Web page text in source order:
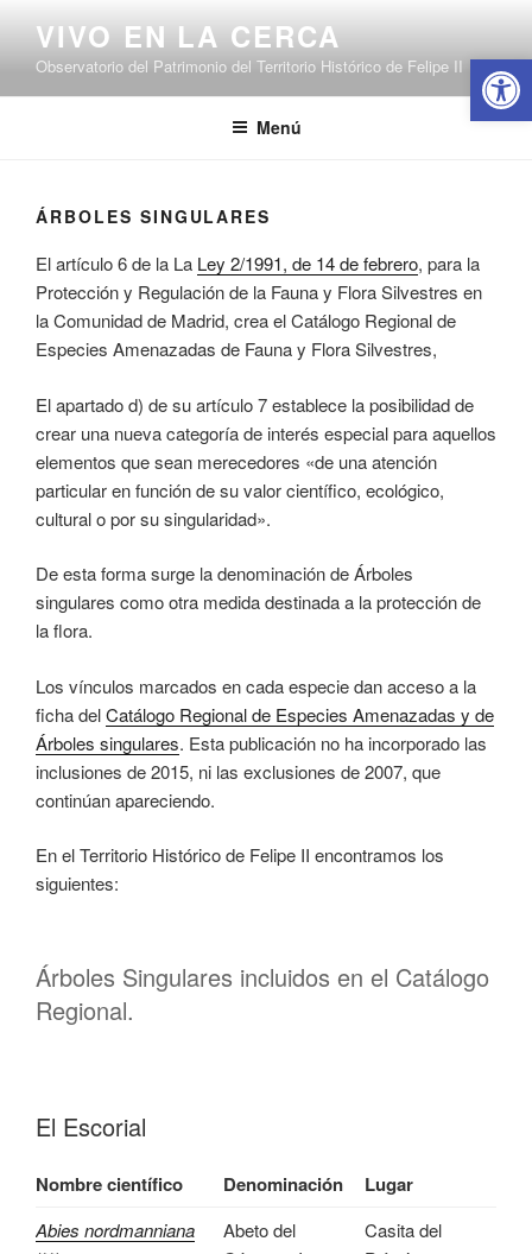
Abrir
contenido
VIVO EN LA CERCA
Observatorio del Patrimonio del Territorio Histórico de Felipe II
Menú
ÁRBOLES SINGULARES
El artículo 6 de la La Ley 2/1991, de 14 de febrero, para la
Protección y Regulación de la Fauna y Flora Silvestres en
la Comunidad de Madrid, crea el Catálogo Regional de
Especies Amenazadas de Fauna y Flora Silvestres,
El apartado d) de su artículo 7 establece la posibilidad de
crear una nueva categoría de interés especial para aquellos
elementos que sean merecedores «de una atención
particular en función de su valor científico, ecológico,
cultural o por su singularidad».
De esta forma surge la denominación de Árboles
singulares como otra medida destinada a la protección de
la flora.
Los vínculos marcados en cada especie dan acceso a la
ficha delCatálogo Regional de Especies Amenazadas y de
Árboles singulares. Esta publicación no ha incorporado las
inclusiones de 2015, ni las exclusiones de 2007, que
continúan apareciendo.
En el Territorio Histórico de Felipe II encontramos los
siguientes:
Árboles Singulares incluidos en el Catálogo
Regional.
El Escorial
Nombre científico Denominación Lugar
Abies nordmanniana
Abeto del
Casita del